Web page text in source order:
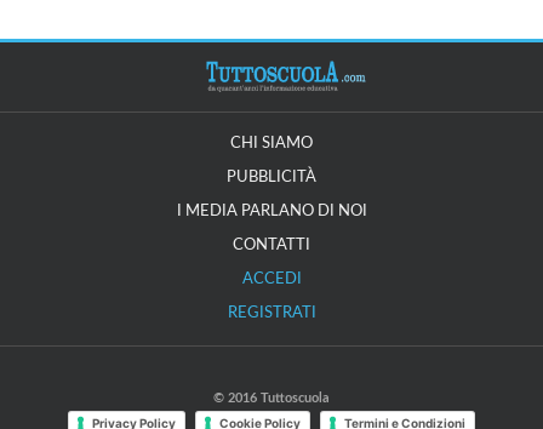
CHI SIAMO
PUBBLICITÀ
I MEDIA PARLANO DI NOI
CONTATTI
ACCEDI
REGISTRATI
© 2016 Tuttoscuola
Privacy Policy Cookie Policy Termini e Condizioni